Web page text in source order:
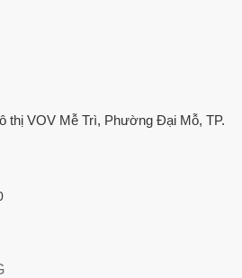
thị VOV Mễ Trì, Phường Đại Mỗ, TP.